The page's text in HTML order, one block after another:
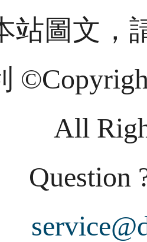
站圖文，
All
Question